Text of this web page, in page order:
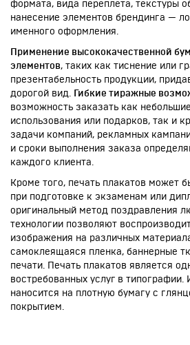
формата, вида переплета, текстуры
нанесение элементов брендинга —
именного оформления.
Применение высококачественной
элементов, таких как тиснение или
презентабельность продукции,
дорогой вид.
Гибкие тиражные
возможность заказать как
использования или подарков, так и
задачи компаний, рекламных
и сроки выполнения заказа
каждого клиента.
Кроме того, печать плакатов может
при подготовке к экзаменам или
оригинальный метод поздравления
технологии позволяют
изображения на различных
самоклеящаяся пленка, баннерные
печати. Печать плакатов является
востребованных услуг в типографии.
наносится на плотную бумагу с
покрытием.